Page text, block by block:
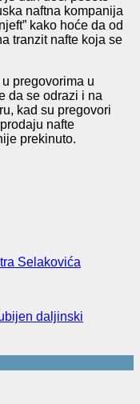
naftna kompanija
kako hoće da od
tranzit nafte koja se
pregovorima u
da se odrazi i na
kad su pregovori
nafte
prekinuto.
Selakovića
daljinski